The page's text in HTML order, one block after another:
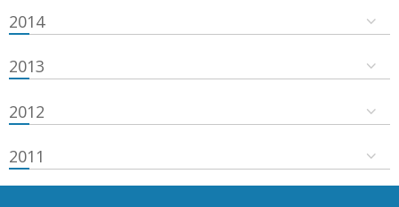
2014
2013
2012
2011